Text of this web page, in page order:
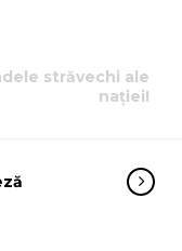
străvechi ale
nației!